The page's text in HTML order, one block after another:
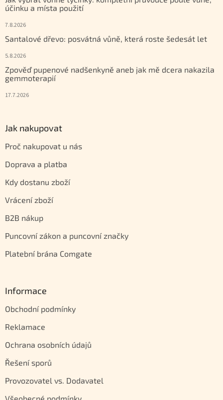
účinku a místa použití
7.8.2026
Santalové dřevo: posvátná vůně, která roste šedesát let
5.8.2026
Zpověď pupenové nadšenkyně aneb jak mě dcera nakazila
gemmoterapií
17.7.2026
Jak nakupovat
Proč nakupovat u nás
Doprava a platba
Kdy dostanu zboží
Vrácení zboží
B2B nákup
Puncovní zákon a puncovní značky
Platební brána Comgate
Informace
Obchodní podmínky
Reklamace
Ochrana osobních údajů
Řešení sporů
Provozovatel vs. Dodavatel